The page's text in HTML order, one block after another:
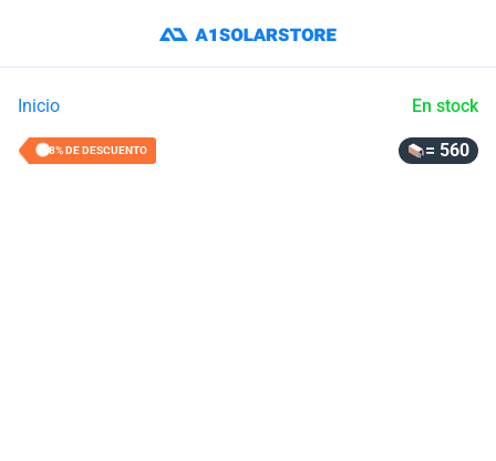
Inicio En stock
48% DE DESCUENTO = 560